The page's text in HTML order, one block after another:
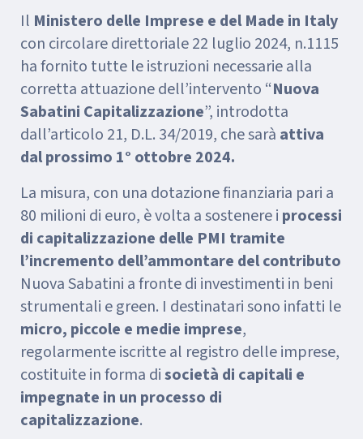
Il Ministero delle Imprese e del Made in Italy
con circolare direttoriale 22 luglio 2024, n.1115
ha fornito tutte le istruzioni necessarie alla
corretta attuazione dell’intervento “Nuova
Sabatini Capitalizzazione”, introdotta
dall’articolo 21, D.L. 34/2019, che sarà attiva
dal prossimo 1° ottobre 2024.
La misura, con una dotazione finanziaria pari a
80 milioni di euro, è volta a sostenere i processi
di capitalizzazione delle PMI tramite
l’incremento dell’ammontare del contributo
Nuova Sabatini a fronte di investimenti in beni
strumentali e green. I destinatari sono infatti le
micro, piccole e medie imprese,
regolarmente iscritte al registro delle imprese,
costituite in forma disocietà di capitali e
impegnate in un processo di
capitalizzazione.